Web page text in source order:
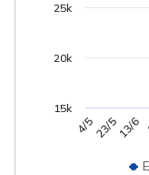
4/523/513/6
15k
20k
25k